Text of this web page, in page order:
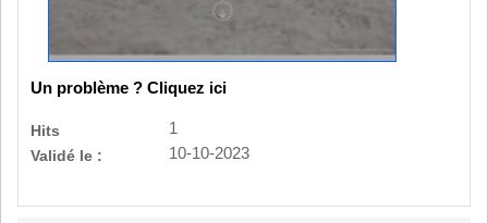
Un problème ? Cliquez ici
Hits
1
Validé le :
10-10-2023